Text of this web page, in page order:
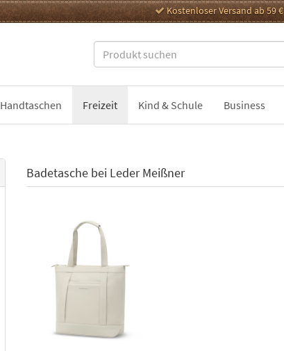
Kostenloser Versand ab 59 €
Handtaschen Freizeit Kind & Schule Business
Badetasche bei Leder Meißner